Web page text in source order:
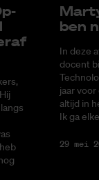
ben
In deze
docent
jaar
altijd in
Ik ga
29 mei